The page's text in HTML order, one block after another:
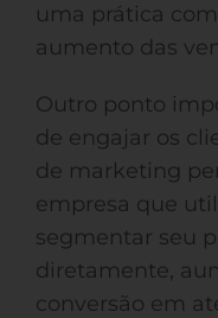
uma prática
aumento das
Outro ponto
de engajar os
de marketing
empresa que
segmentar seu
diretamente,
conversão em